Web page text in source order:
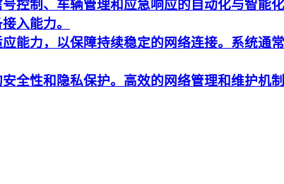
控制、车辆管理和应急响应的自动化与智能
入能力。
能力，以保障持续稳定的网络连接。系统通
全性和隐私保护。高效的网络管理和维护机